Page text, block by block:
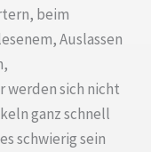
beim
Auslassen
werden sich nicht
ganz schnell
schwierig sein